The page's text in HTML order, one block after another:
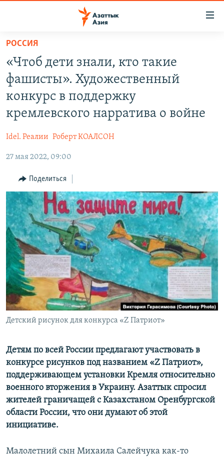
Вернуться
основному
содержанию
Вернутся
главной
Вернутся
ЦЕНТРАЛЬНАЯ АЗИЯ
НОВОСТИ
ВОЙНА В УКРАИНЕ
ЎЗБЕКЧА
ТОҶИКӢ
TÜRKMENÇE
ПОДПИШИТЕСЬ НА НАС В СОЦСЕТЯХ
Все сайты РСЕ/РС
РОССИЯ
«Чтоб дети знали, кто такие
фашисты». Художественный
конкурс в поддержку
кремлевского нарратива о войне
Idel. Реалии Роберт КОАЛСОН
27 мая 2022, 09:00
Поделиться
Детский рисунок для конкурса «Z Патриот»
Детям по всей России предлагают участвовать в
конкурсе рисунков под названием «Z Патриот»,
поддерживающем установки Кремля относительно
военного вторжения в Украину. Азаттык спросил
жителей граничащей с Казахстаном Оренбургской
области России, что они думают об этой
инициативе.
Малолетний сын Михаила Салейчука как-то